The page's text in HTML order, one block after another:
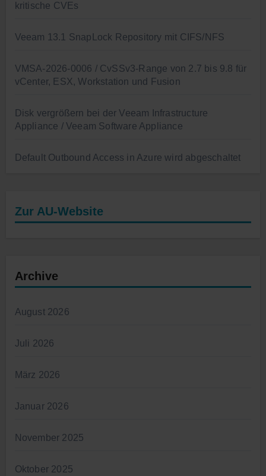
kritische CVEs
Veeam 13.1 SnapLock Repository mit CIFS/NFS
VMSA-2026-0006 / CvSSv3-Range von 2.7 bis 9.8 für
vCenter, ESX, Workstation und Fusion
Disk vergrößern bei der Veeam Infrastructure
Appliance / Veeam Software Appliance
Default Outbound Access in Azure wird abgeschaltet
Zur AU-Website
Archive
August 2026
Juli 2026
März 2026
Januar 2026
November 2025
Oktober 2025